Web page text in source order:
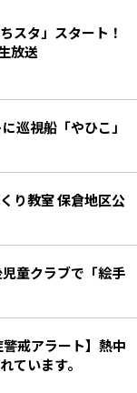
スタ」スタート！
放送
巡視船「やひこ」
り教室 保倉地区公
童クラブで「絵手
戒アラート】熱中
ています。